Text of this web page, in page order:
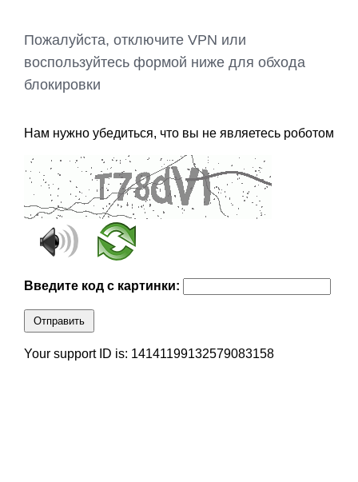
Пожалуйста, отключите VPN или
воспользуйтесь формой ниже для обхода
блокировки
Нам нужно убедиться, что вы не являетесь роботом
Введите код с картинки:
Отправить
Your support ID is: 14141199132579083158